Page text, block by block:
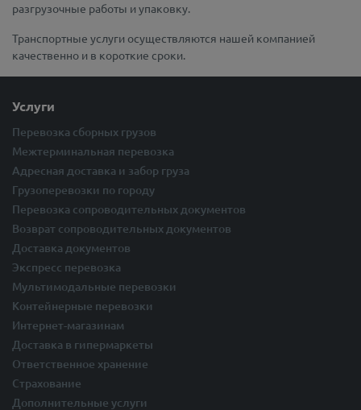
разгрузочные работы и упаковку.
Транспортные услуги осуществляются нашей компанией
качественно и в короткие сроки.
Услуги
Перевозка сборных грузов
Межтерминальная перевозка
Адресная доставка и забор груза
Грузоперевозки по городу
Перевозка сопроводительных документов
Возврат сопроводительных документов
Доставка документов
Экспресс перевозка
Мультимодальные перевозки
Контейнерные перевозки
Интернет-магазинам
Доставка в гипермаркеты
Ответственное хранение
Страхование
Дополнительные услуги